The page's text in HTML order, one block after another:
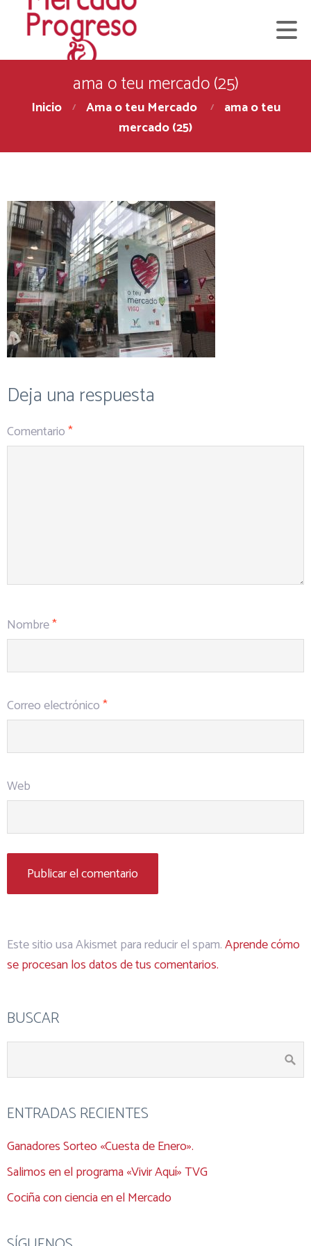
ama o teu mercado (25)
Inicio Ama o teu Mercado
ama o teu
mercado (25)
Deja una respuesta
Comentario*
Nombre*
Correo electrónico*
Web
Este sitio usa Akismet para reducir el spam.Aprende cómo
se procesan los datos de tus comentarios.
BUSCAR
ENTRADAS RECIENTES
Ganadores Sorteo «Cuesta de Enero».
Salimos en el programa «Vivir Aquí» TVG
Cociña con ciencia en el Mercado